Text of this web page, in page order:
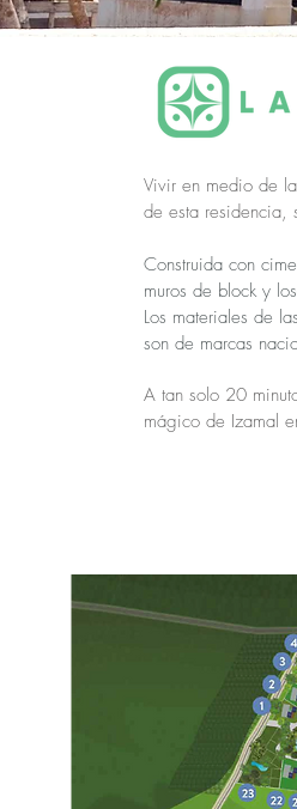
Vivir en medio de
de esta residencia,
Construida con
muros de block y
Los materiales de
son de marcas
A tan solo 20
mágico de Izamal